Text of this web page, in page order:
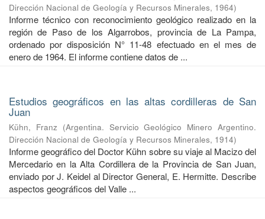
Dirección Nacional de Geología y Recursos Minerales, 1964)
Informe técnico con reconocimiento geológico realizado en la
región de Paso de los Algarrobos, provincia de La Pampa,
ordenado por disposición N° 11-48 efectuado en el mes de
enero de 1964. El informe contiene datos de ...
Estudios geográficos en las altas cordilleras de San
Juan
Kühn, Franz (Argentina. Servicio Geológico Minero Argentino.
Dirección Nacional de Geología y Recursos Minerales, 1914)
Informe geográfico del Doctor Kühn sobre su viaje al Macizo del
Mercedario en la Alta Cordillera de la Provincia de San Juan,
enviado por J. Keidel al Director General, E. Hermitte. Describe
aspectos geográficos del Valle ...